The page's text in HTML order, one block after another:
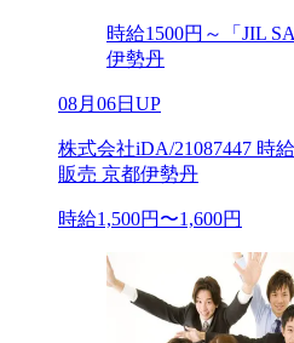
時給1500円～「JIL
伊勢丹
08月06日UP
株式会社iDA/21087447 時
販売 京都伊勢丹
時給1,500円〜1,600円